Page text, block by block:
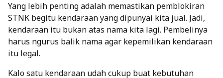
Yang lebih penting adalah memastikan pemblokiran
STNK begitu kendaraan yang dipunyai kita jual. Jadi,
kendaraan itu bukan atas nama kita lagi. Pembelinya
harus ngurus balik nama agar kepemilikan kendaraan
itu legal.
Kalo satu kendaraan udah cukup buat kebutuhan